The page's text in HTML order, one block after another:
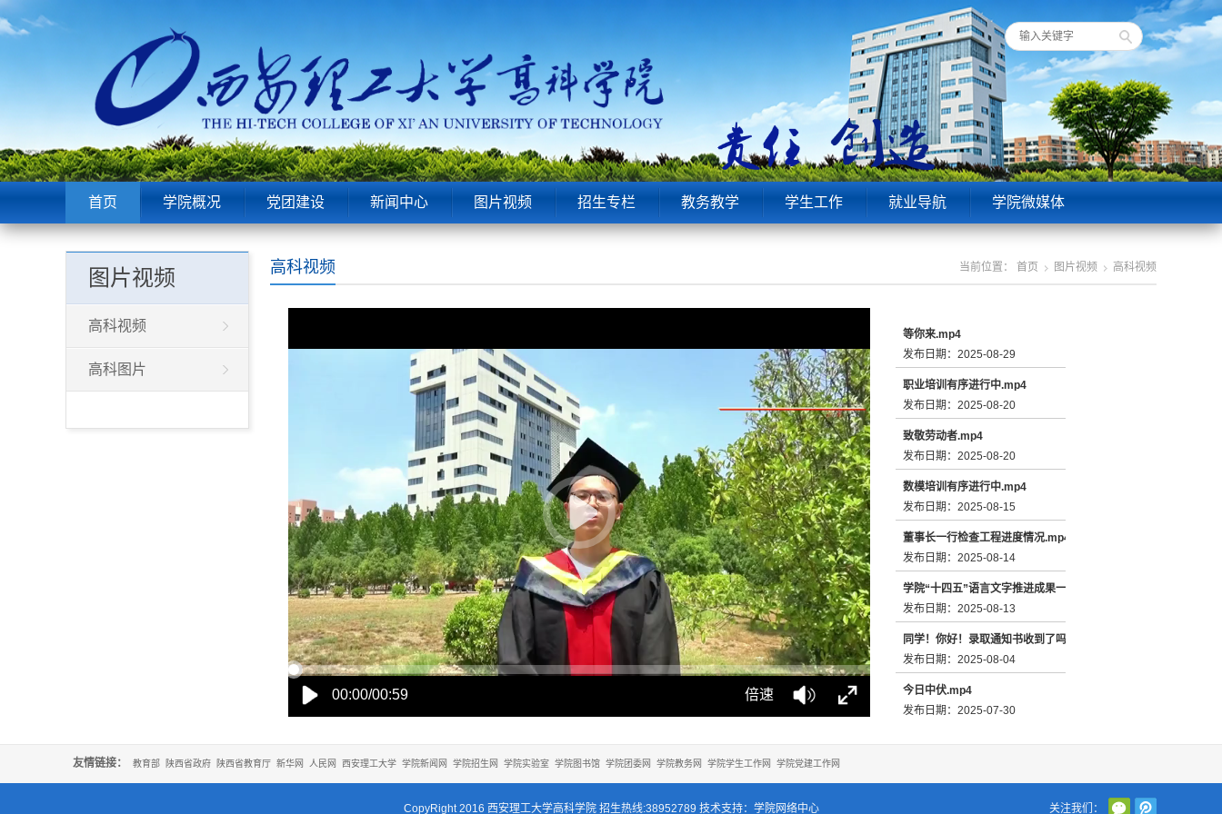
首页 学院概况 党团建设 新闻中心 图片视频 招生专栏 教务教学 学生工作 就业导航 学院微媒体
高科视频 当前位置： 首页 图片视频 高科视频
等你来.mp4
发布日期：2025-08-29
职业培训有序进行中.mp4
发布日期：2025-08-20
致敬劳动者.mp4
发布日期：2025-08-20
数模培训有序进行中.mp4
发布日期：2025-08-15
董事长一行检查工程进度情况.mp4
发布日期：2025-08-14
学院“十四五”语言文字推进成果一瞥.mp4
发布日期：2025-08-13
同学！你好！录取通知书收到了吗？.mp4
发布日期：2025-08-04
今日中伏.mp4
发布日期：2025-07-30
00:00/00:59 倍速
图片视频
高科视频
高科图片
友情链接： 教育部 陕西省政府 陕西省教育厅 新华网 人民网 西安理工大学 学院新闻网 学院招生网 学院实验室 学院图书馆 学院团委网 学院教务网 学院学生工作网 学院党建工作网
关注我们：
CopyRight 2016 西安理工大学高科学院 招生热线:38952789 技术支持：学院网络中心